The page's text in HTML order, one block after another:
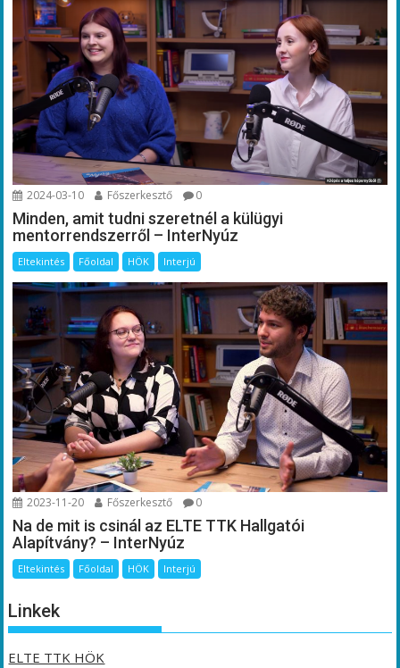
2024-03-10 Főszerkesztő 0
Minden, amit tudni szeretnél a külügyi
mentorrendszerről – InterNyúz
Eltekintés Főoldal HÖK Interjú
2023-11-20 Főszerkesztő 0
Na de mit is csinál az ELTE TTK Hallgatói
Alapítvány? – InterNyúz
Eltekintés Főoldal HÖK Interjú
Linkek
ELTE TTK HÖK